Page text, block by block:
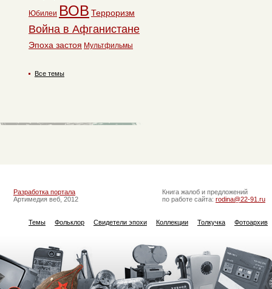
Юбилеи ВОВ Терроризм
Война в Афганистане
Эпоха застоя Мультфильмы
Все темы
Разработка портала
Артимедия веб, 2012
Книга жалоб и предложений
по работе сайта: rodina@22-91.ru
Темы Фольклор Свидетели эпохи Коллекции Толкучка Фотоархив